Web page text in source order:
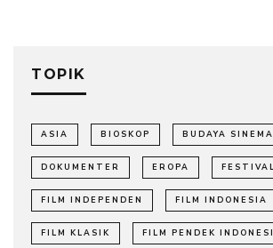
TOPIK
ASIA BIOSKOP BUDAYA SINEMA
DOKUMENTER EROPA FESTIVAL
FILM INDEPENDEN FILM INDONESIA
FILM KLASIK FILM PENDEK